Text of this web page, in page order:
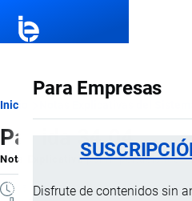
Para Empresas
Disfrute de contenidos sin
Ruta
de
navegación
Inicio
Partida 34.04
Nota ExplicativaporImportaciones …
5 MINUTOS